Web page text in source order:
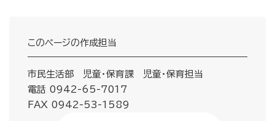
このページの作成担当
市民生活部 児童・保育課 児童・保育担当
電話 0942-65-7017
FAX 0942-53-1589